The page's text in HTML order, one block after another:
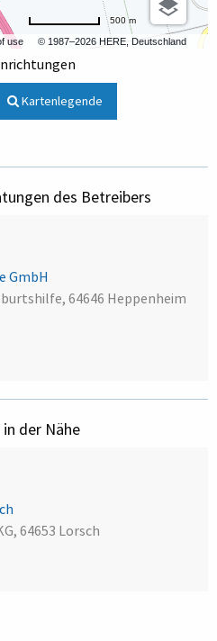
use © 1987–2026 HERE, Deutschland
500 m
Kartenlegende
des Betreibers
GmbH
64646 Heppenheim
der Nähe
64653 Lorsch